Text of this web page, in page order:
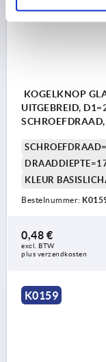
KOGELKNOP
UITGEBREID,
KLEUR
Bestelnummer:
0,48 €
excl. BTW
plus verzendkosten
K0159